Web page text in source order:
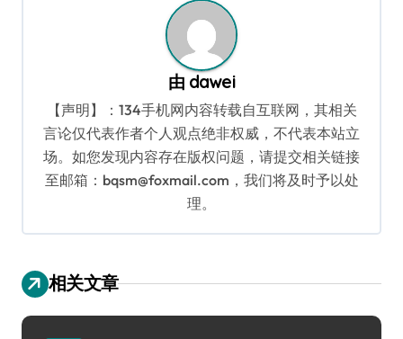
由 dawei
【声明】：134手机网内容转载自互联网，其相关
言论仅代表作者个人观点绝非权威，不代表本站立
场。如您发现内容存在版权问题，请提交相关链接
至邮箱：bqsm@foxmail.com，我们将及时予以处
理。
相关文章